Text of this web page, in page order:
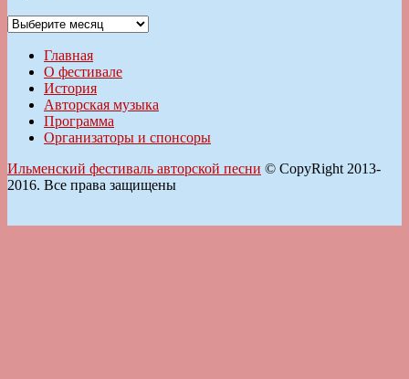
Архивы
Главная
О фестивале
История
Авторская музыка
Программа
Организаторы и спонсоры
Ильменский фестиваль авторской песни © CopyRight 2013-
2016. Все права защищены